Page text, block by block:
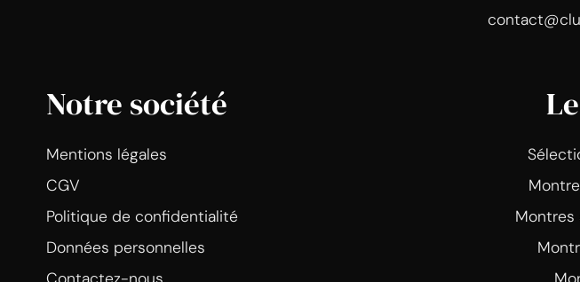
Notre société
Mentions légales
CGV
Politique de confidentialité
Données personnelles
Montres